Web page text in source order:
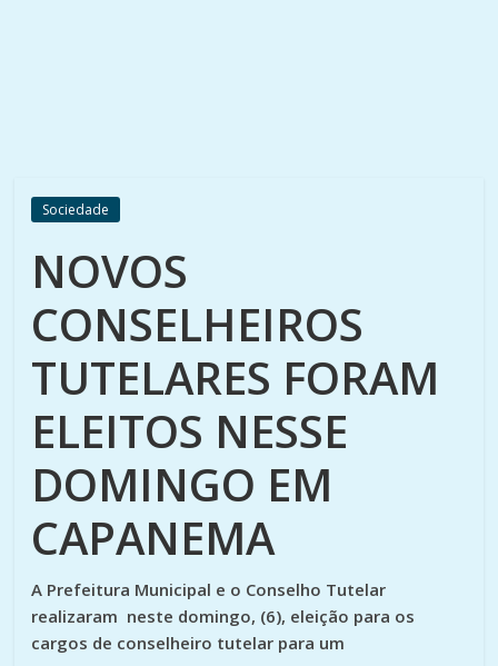
Sociedade
NOVOS
CONSELHEIROS
TUTELARES FORAM
ELEITOS NESSE
DOMINGO EM
CAPANEMA
A Prefeitura Municipal e o Conselho Tutelar
realizaram neste domingo, (6), eleição para os
cargos de conselheiro tutelar para um